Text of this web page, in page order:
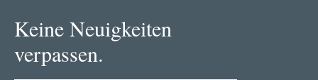
Keine Neuigkeiten
verpassen.